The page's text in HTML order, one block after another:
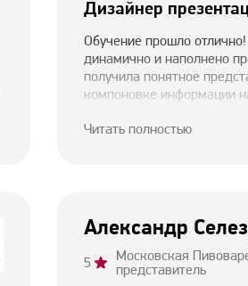
Дизайнер
Обучение прошло
динамично и наполнено
получила понятное
компоновке информации
слайдов. В результате
Читать полностью
Александр
5
Московская
представитель